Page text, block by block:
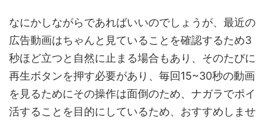
なにかしながらであればいいのでしょうが、最近の
広告動画はちゃんと見ていることを確認するため3
秒ほど立つと自然に止まる場合もあり、そのたびに
再生ボタンを押す必要があり、毎回15~30秒の動画
を見るためにその操作は面倒のため、ナガラでポイ
活することを目的にしているため、おすすめしませ